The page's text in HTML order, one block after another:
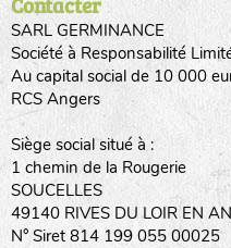
SARL GERMINANCE
Société à Responsabilité
Au capital social de 10 000
RCS Angers
Siège social situé à :
1 chemin de la Rougerie
SOUCELLES
49140 RIVES DU LOIR EN
N° Siret 814 199 055 00025